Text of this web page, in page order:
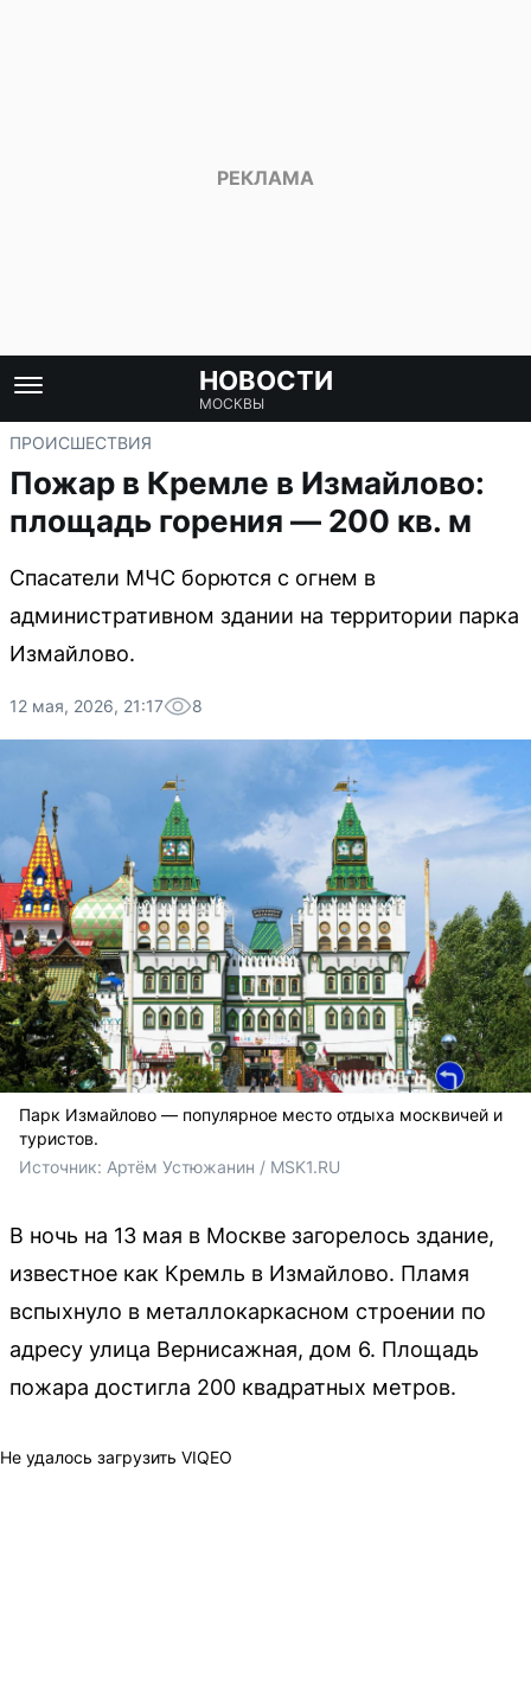
НОВОСТИ
МОСКВЫ
ПРОИСШЕСТВИЯ
Пожар в Кремле в Измайлово:
площадь горения — 200 кв. м
Спасатели МЧС борются с огнем в
административном здании на территории парка
Измайлово.
12 мая, 2026, 21:17 8
Парк Измайлово — популярное место отдыха москвичей и
туристов.
Источник: Артём Устюжанин / MSK1.RU
В ночь на 13 мая в Москве загорелось здание,
известное как Кремль в Измайлово. Пламя
вспыхнуло в металлокаркасном строении по
адресу улица Вернисажная, дом 6. Площадь
пожара достигла 200 квадратных метров.
Не удалось загрузить VIQEO